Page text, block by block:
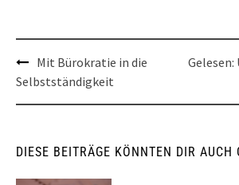
Post
navigation
Mit Bürokratie in die
Selbstständigkeit
Gelesen:
DIESE BEITRÄGE KÖNNTEN DIR AUCH